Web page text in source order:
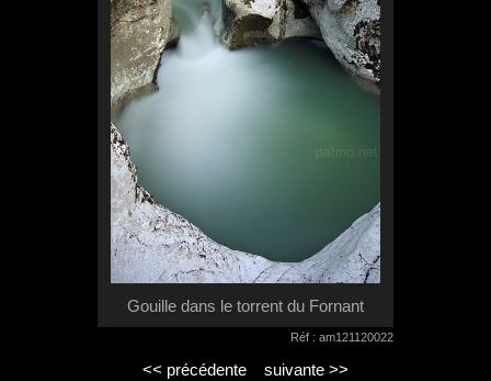
Gouille dans le torrent du Fornant
Réf : am121120022
<< précédente suivante >>